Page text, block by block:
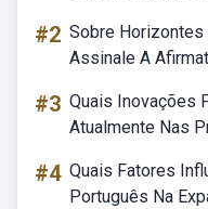
#2 Sobre Horizontes
Assinale A
#3 Quais Inovações
Atualmente Nas
#4 Quais Fatores
Português Na